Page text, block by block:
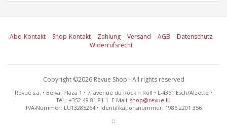
Abo-Kontakt Shop-Kontakt Zahlung Versand AGB
Datenschutz
Widerrufsrecht
Copyright ©2026 Revue Shop - All rights reserved
Revue s.a. • Belval Plaza 1 • 7, avenue du Rock'n Roll • L-4361 Esch/Alzette •
Tél.: +352 49 81 81-1 E-Mail: shop@revue.lu
TVA-Nummer: LU13285264 • Identifikationsnummer: 1986 2201 356
::